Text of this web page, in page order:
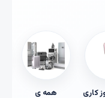
همه ی